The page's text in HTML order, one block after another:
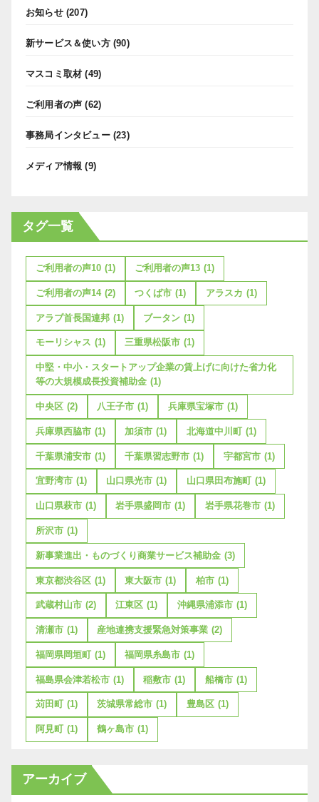
お知らせ(207)
新サービス＆使い方(90)
マスコミ取材 (49)
ご利用者の声 (62)
事務局インタビュー(23)
メディア情報 (9)
タグ一覧
ご利用者の声10 (1) ご利用者の声13 (1)
ご利用者の声14 (2) つくば市 (1) アラスカ (1)
アラブ首長国連邦 (1) ブータン (1)
モーリシャス (1) 三重県松阪市 (1)
中堅・中小・スタートアップ企業の賃上げに向けた省力化
等の大規模成長投資補助金 (1)
中央区 (2) 八王子市 (1) 兵庫県宝塚市 (1)
兵庫県西脇市 (1) 加須市 (1) 北海道中川町 (1)
千葉県浦安市 (1) 千葉県習志野市 (1) 宇都宮市 (1)
宜野湾市 (1) 山口県光市 (1) 山口県田布施町 (1)
山口県萩市 (1) 岩手県盛岡市 (1) 岩手県花巻市 (1)
所沢市 (1)
新事業進出・ものづくり商業サービス補助金 (3)
東京都渋谷区 (1) 東大阪市 (1) 柏市 (1)
武蔵村山市 (2) 江東区 (1) 沖縄県浦添市 (1)
清瀬市 (1) 産地連携支援緊急対策事業 (2)
福岡県岡垣町 (1) 福岡県糸島市 (1)
福島県会津若松市 (1) 稲敷市 (1) 船橋市 (1)
苅田町 (1) 茨城県常総市 (1) 豊島区 (1)
阿見町 (1) 鶴ヶ島市 (1)
アーカイブ